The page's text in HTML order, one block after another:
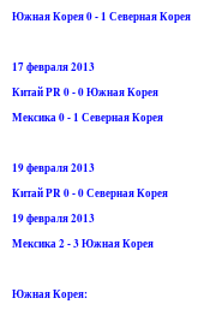
Южная Корея 0 - 1 Северная Корея
17 февраля 2013
Китай PR 0 - 0 Южная Корея
Мексика 0 - 1 Северная Корея
19 февраля 2013
Китай PR 0 - 0 Северная Корея
19 февраля 2013
Мексика 2 - 3 Южная Корея
Южная Корея: